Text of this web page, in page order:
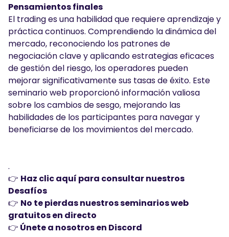
Pensamientos finales
El trading es una habilidad que requiere aprendizaje y
práctica continuos. Comprendiendo la dinámica del
mercado, reconociendo los patrones de
negociación clave y aplicando estrategias eficaces
de gestión del riesgo, los operadores pueden
mejorar significativamente sus tasas de éxito. Este
seminario web proporcionó información valiosa
sobre los cambios de sesgo, mejorando las
habilidades de los participantes para navegar y
beneficiarse de los movimientos del mercado.
.
👉 Haz clic aquí para consultar nuestros
Desafíos
👉 No te pierdas nuestros seminarios web
gratuitos en directo
👉 Únete a nosotros en Discord